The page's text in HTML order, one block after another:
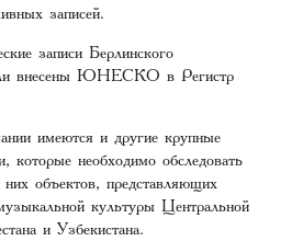
записей.
записи Берлинского
внесены ЮНЕСКО в Регистр
имеются и другие крупные
которые необходимо обследовать
объектов, представляющих
культуры Центральной
и Узбекистана.